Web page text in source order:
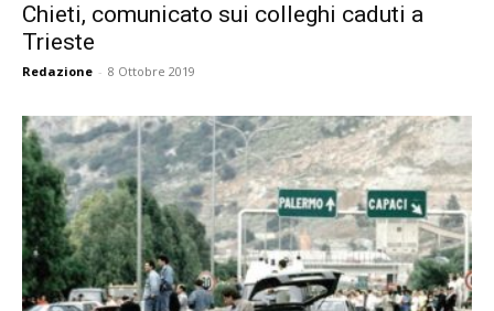
Chieti, comunicato sui colleghi caduti a
Trieste
Redazione - 8 Ottobre 2019